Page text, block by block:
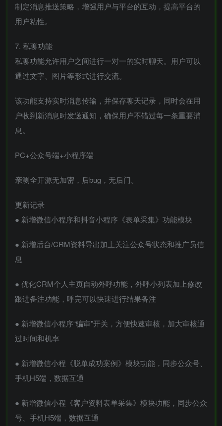
制定消息推送策略，增强用户与平台的互动，提高平台的
用户粘性。
7. 私聊功能
私聊功能允许用户之间进行一对一的实时聊天。用户可以
通过文字、图片等形式进行交流。
该功能支持实时消息传输，并保存聊天记录，同时会在用
户收到新消息时发送通知，确保用户不错过每一条重要消
息。
PC+公众号端+小程序端
亲测全开源无加密，后bug，无后门。
更新记录
● 新增微信小程序和抖音小程序《表单采集》功能模块
● 新增后台/CRM资料导出加上关注公众号状态和推广员信
息
● 优化CRM个人主页自动外呼功能，外呼小列表加上修改
跟进备注功能，呼完可以快速进行结果备注
● 新增微信小程序“骗审”开关，方便快速审核，加大审核通
过时间和机率
● 新增微信小程《脱单成功案例》模块功能，同步公众号、
手机H5端，数据互通
● 新增微信小程《客户资料表单采集》模块功能，同步公众
号、手机H5端，数据互通